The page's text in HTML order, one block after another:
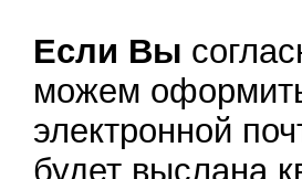
Если Вы
можем
электронной
будет выслана